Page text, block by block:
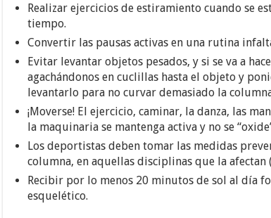
Realizar ejercicios de estiramiento cuando se
tiempo.
Convertir las pausas activas en una rutina
Evitar levantar objetos pesados, y si se va a
agachándonos en cuclillas hasta el objeto y
levantarlo para no curvar demasiado la
¡Moverse! El ejercicio, caminar, la danza, las
la maquinaria se mantenga activa y no se
Los deportistas deben tomar las medidas
columna, en aquellas disciplinas que la afectan
Recibir por lo menos 20 minutos de sol al día
esquelético.